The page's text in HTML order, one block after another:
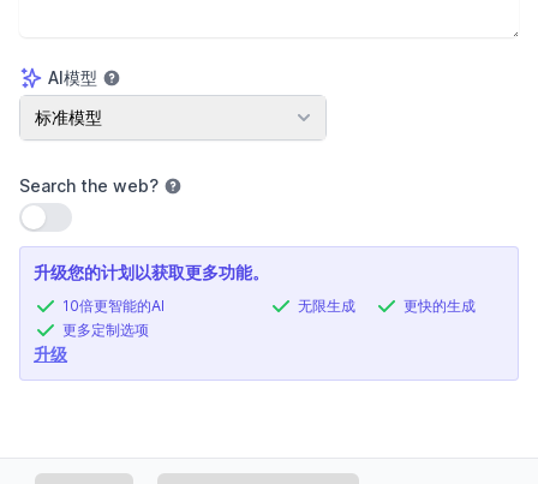
AI模型
AI模型
标准模型
Search the web?
使用设置
升级您的计划以获取更多功能。
10倍更智能的AI
更多定制选项
无限生成 更快的生成
升级